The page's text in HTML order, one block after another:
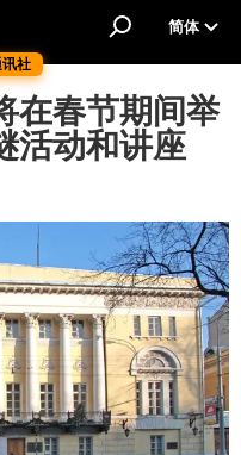
社
简体
在春节期间举
活动和讲座